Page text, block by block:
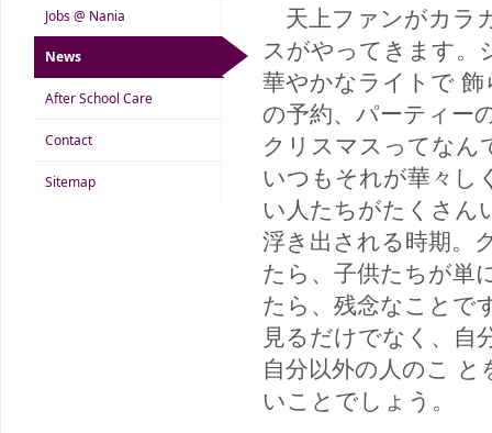
Jobs @ Nania
News
After School Care
Contact
Sitemap
天上ファンがカラ
スがやってきます。
華やかなライトで
の予約、パーティー
クリスマスってなん
いつもそれが華々し
い人たちがたくさん
浮き出される時期。
たら、子供たちが単
たら、残念なことで
見るだけでなく、自
自分以外の人のこ
いことでしょう。